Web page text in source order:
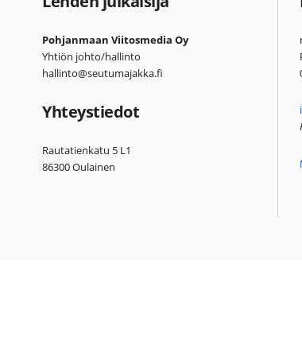
Pohjanmaan Viitosmedia Oy
Yhtiön johto/hallinto
hallinto@seutumajakka.fi
Yhteystiedot
Rautatienkatu 5 L1
86300 Oulainen